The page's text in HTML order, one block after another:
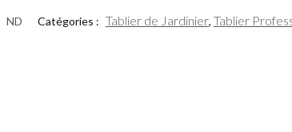
ND Catégories : Tablier de Jardinier, Tablier